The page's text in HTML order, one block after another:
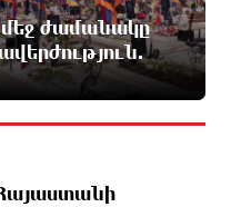
քաղաքացիներին
է մասնակցել
զգուշացում
Լիբանանում
երկու իսրայելցի
ժամանակը
Հայաստանի